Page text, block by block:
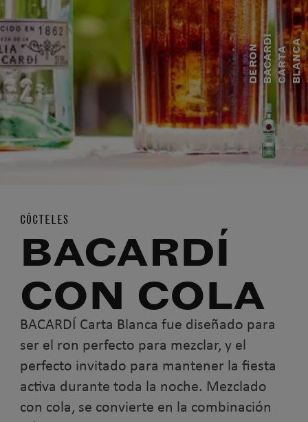
D
E
R
O
N
B
A
C
A RD
Í
C
A
R
T A
B
L
A
N CA
CÓCTELES
BACARDÍ
CON COLA
BACARDÍ Carta Blanca fue diseñado para
ser el ron perfecto para mezclar, y el
perfecto invitado para mantener la fiesta
activa durante toda la noche. Mezclado
con cola, se convierte en la combinación